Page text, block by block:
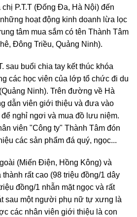
P.T.T (Đống Đa, Hà Nội) đến
hoạt động kinh doanh lừa lọc
tâm mua sắm có tên Thành Tâm
Đông Triều, Quảng Ninh).
sau buổi chia tay kết thúc khóa
các học viên của lớp tổ chức đi du
Ninh). Trên đường về Hà
dẫn viên giới thiệu và đưa vào
nghỉ ngơi và mua đồ lưu niệm.
viên "Công ty" Thành Tâm đón
các sản phẩm đá quý, ngọc...
(Miến Điện, Hồng Kông) và
rất cao (98 triệu đồng/1 dây
đồng/1 nhẫn mặt ngọc và rất
sau một người phụ nữ tự xưng là
các nhân viên giới thiệu là con